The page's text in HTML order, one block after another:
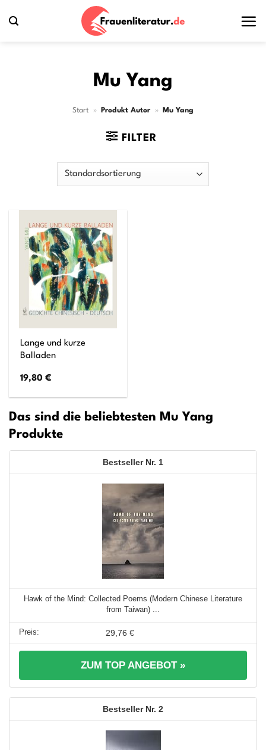
Inhalt
Mu Yang
Start » Produkt Autor » Mu Yang
FILTER
Lange und kurze
Balladen
19,80€
Das sind die beliebtesten Mu Yang
Produkte
1
Hawk of the Mind: Collected Poems (Modern Chinese Literature
from Taiwan) ...
29,76 €
ZUM TOP ANGEBOT »
2